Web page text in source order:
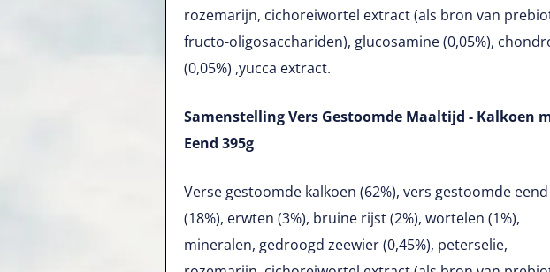
rozemarijn, cichoreiwortel extract (als bron van
fructo-oligosacchariden), glucosamine (0,05%),
(0,05%) ,yucca extract.
Samenstelling Vers Gestoomde Maaltijd - Kalkoen
Eend 395g
Verse gestoomde kalkoen (62%), vers gestoomde eend
(18%), erwten (3%), bruine rijst (2%), wortelen (1%),
mineralen, gedroogd zeewier (0,45%), peterselie,